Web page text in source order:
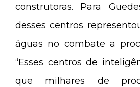
construtoras. Para
desses centros
águas no combate a
“Esses centros de
que milhares de